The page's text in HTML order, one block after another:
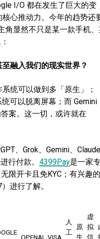
I/O 都在发生了巨大的变
心推动力。今年的趋势还
角显然不只是某一款手机
融入我们的现实世界？
统可以做到多「原生」；
可以脱离屏幕；而 Gemini
案。这一切，或许就在
、Grok、Gemini、
行付款。 4399Pay是一家
限开卡且免KYC；有兴趣
进行了解。
OPENAI VISA
人
工
原
生
虚
拟
信